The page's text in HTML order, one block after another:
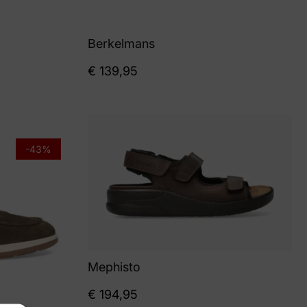
Berkelmans
€ 139,95
-43%
Mephisto
€ 194,95